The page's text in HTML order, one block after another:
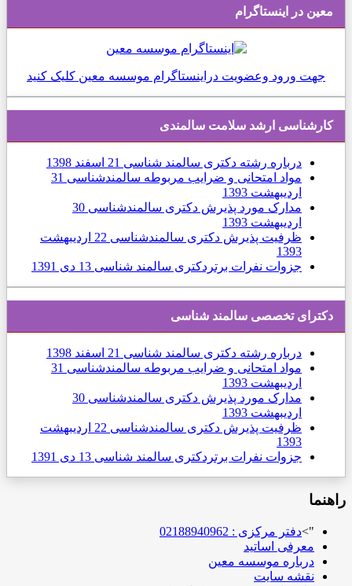
معین در اینستاگرام
جهت ورود وعضویت دراینستاگرام موسسه معین کلیک کنید
کارشناسی ارشد سلامت سالمندی
درباره رشته دکتری سالمند شناسی 21 اسفند 1398
مواد امتحانی و ضرایب مربوطه سالمندشناسی 31
ارديبهشت 1393
مدارک مورد پذیرش دکتری سالمندشناسی 30
ارديبهشت 1393
ظرفیت پذیرش دکتری سالمندشناسی
22 ارديبهشت
1393
جزوات نفرات برتردکتری سالمند شناسی 13 دی 1391
دكترای تخصصی سالمند شناسی
درباره رشته دکتری سالمند شناسی 21 اسفند 1398
مواد امتحانی و ضرایب مربوطه سالمندشناسی 31
ارديبهشت 1393
مدارک مورد پذیرش دکتری سالمندشناسی 30
ارديبهشت 1393
ظرفیت پذیرش دکتری سالمندشناسی
22 ارديبهشت
1393
جزوات نفرات برتردکتری سالمند شناسی 13 دی 1391
راهنما
">دفتر مرکزی : 02188940962
معرفی اساتید
درباره موسسه معین
نقشه سایت